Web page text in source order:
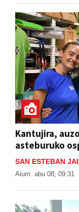
Kantujira,
asteburuko
SAN ESTEBAN